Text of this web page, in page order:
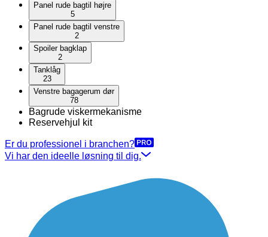
Panel rude bagtil højre
5
Panel rude bagtil venstre
2
Spoiler bagklap
2
Tanklåg
23
Venstre bagagerum dør
78
Bagrude viskermekanisme
Reservehjul kit
Er du professionel i branchen?
Vi har den ideelle løsning til dig.